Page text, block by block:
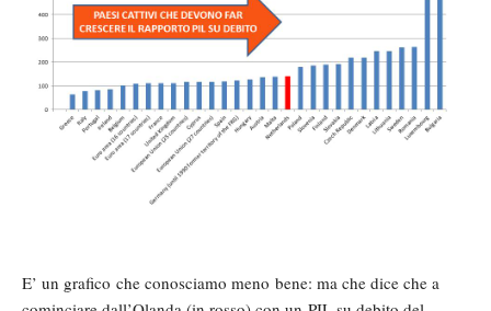
E’ un grafico che conosciamo meno bene: ma che dice che a